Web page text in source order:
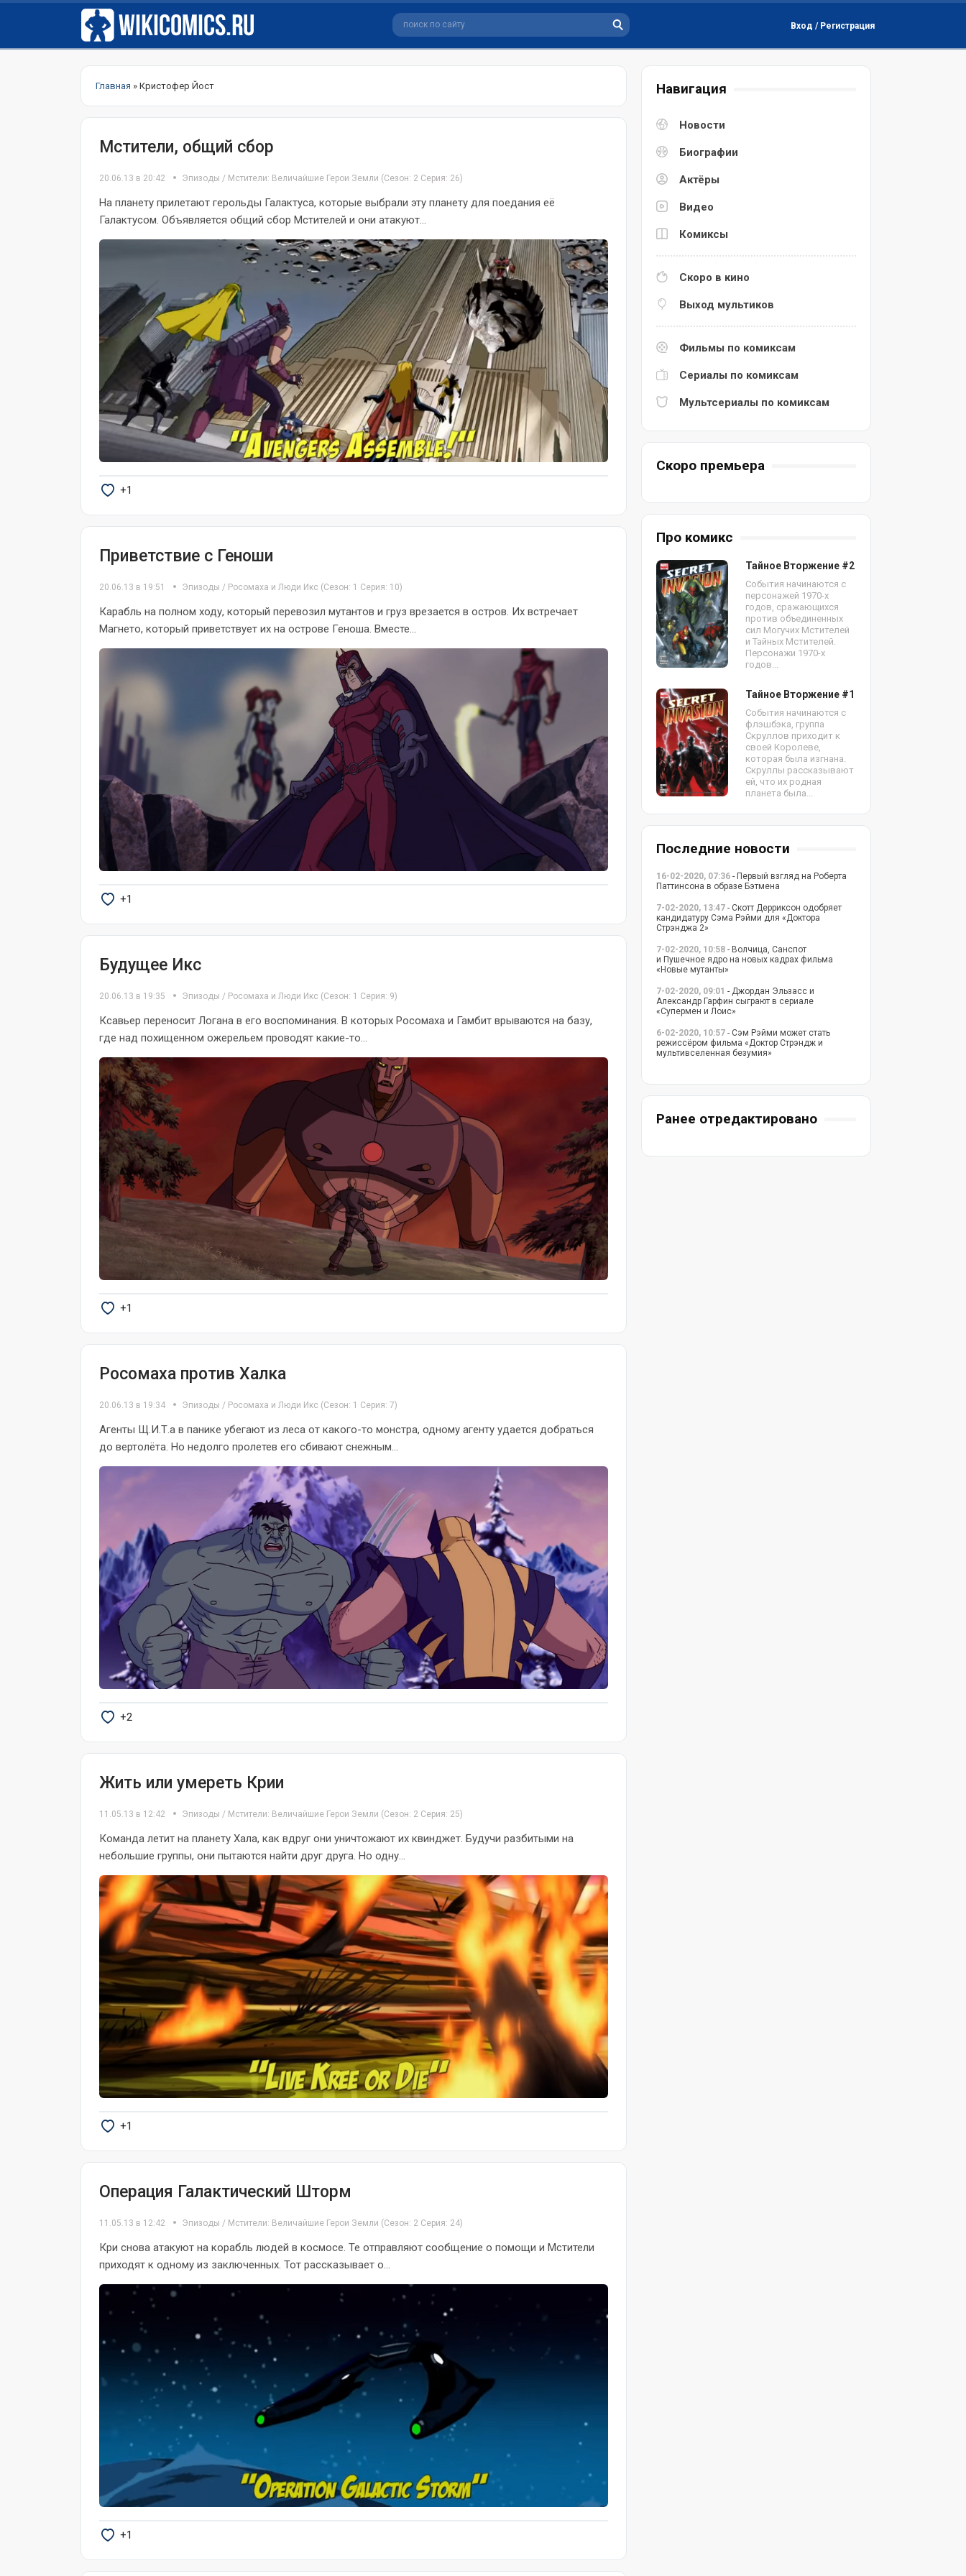
Вход / Регистрация
Главная » Кристофер Йост
Мстители, общий сбор
20.06.13 в 20:42 Эпизоды / Мстители: Величайшие Герои Земли (Сезон: 2 Серия: 26)
На планету прилетают герольды Галактуса, которые выбрали эту планету для поедания её
Галактусом. Объявляется общий сбор Мстителей и они атакуют...
+1
Приветствие с Геноши
20.06.13 в 19:51 Эпизоды / Росомаха и Люди Икс (Сезон: 1 Серия: 10)
Карабль на полном ходу, который перевозил мутантов и груз врезается в остров. Их встречает
Магнето, который приветствует их на острове Геноша. Вместе...
+1
Будущее Икс
20.06.13 в 19:35 Эпизоды / Росомаха и Люди Икс (Сезон: 1 Серия: 9)
Ксавьер переносит Логана в его воспоминания. В которых Росомаха и Гамбит врываются на базу,
где над похищенном ожерельем проводят какие-то...
+1
Росомаха против Халка
20.06.13 в 19:34 Эпизоды / Росомаха и Люди Икс (Сезон: 1 Серия: 7)
Агенты Щ.И.Т.а в панике убегают из леса от какого-то монстра, одному агенту удается добраться
до вертолёта. Но недолго пролетев его сбивают снежным...
+2
Жить или умереть Крии
11.05.13 в 12:42 Эпизоды / Мстители: Величайшие Герои Земли (Сезон: 2 Серия: 25)
Команда летит на планету Хала, как вдруг они уничтожают их квинджет. Будучи разбитыми на
небольшие группы, они пытаются найти друг друга. Но одну...
+1
Операция Галактический Шторм
11.05.13 в 12:42 Эпизоды / Мстители: Величайшие Герои Земли (Сезон: 2 Серия: 24)
Кри снова атакуют на корабль людей в космосе. Те отправляют сообщение о помощи и Мстители
приходят к одному из заключенных. Тот рассказывает о...
+1
Навигация
Новости
Биографии
Актёры
Видео
Комиксы
Скоро в кино
Выход мультиков
Фильмы по комиксам
Сериалы по комиксам
Мультсериалы по комиксам
Скоро премьера
Про комикс
Тайное Вторжение #2
События начинаются с
персонажей 1970-х
годов, сражающихся
против объединенных
сил Могучих Мстителей
и Тайных Мстителей.
Персонажи 1970-х
годов...
Тайное Вторжение #1
События начинаются с
флэшбэка, группа
Скруллов приходит к
своей Королеве,
которая была изгнана.
Скруллы рассказывают
ей, что их родная
планета была...
Последние новости
16-02-2020, 07:36 - Первый взгляд на Роберта
Паттинсона в образе Бэтмена
7-02-2020, 13:47 - Скотт Дерриксон одобряет
кандидатуру Сэма Рэйми для «Доктора
Стрэнджа 2»
7-02-2020, 10:58 - Волчица, Санспот
и Пушечное ядро на новых кадрах фильма
«Новые мутанты»
7-02-2020, 09:01 - Джордан Эльзасс и
Александр Гарфин сыграют в сериале
«Супермен и Лоис»
6-02-2020, 10:57 - Сэм Рэйми может стать
режиссёром фильма «Доктор Стрэндж и
мультивселенная безумия»
Ранее отредактировано